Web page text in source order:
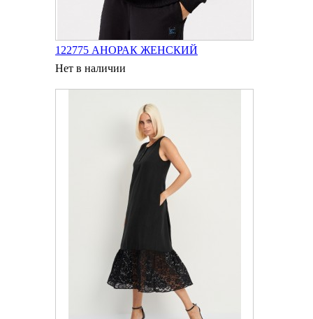
122775 АНОРАК ЖЕНСКИЙ
Нет в наличии